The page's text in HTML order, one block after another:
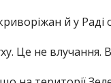
й у Раді
Це не влучання.